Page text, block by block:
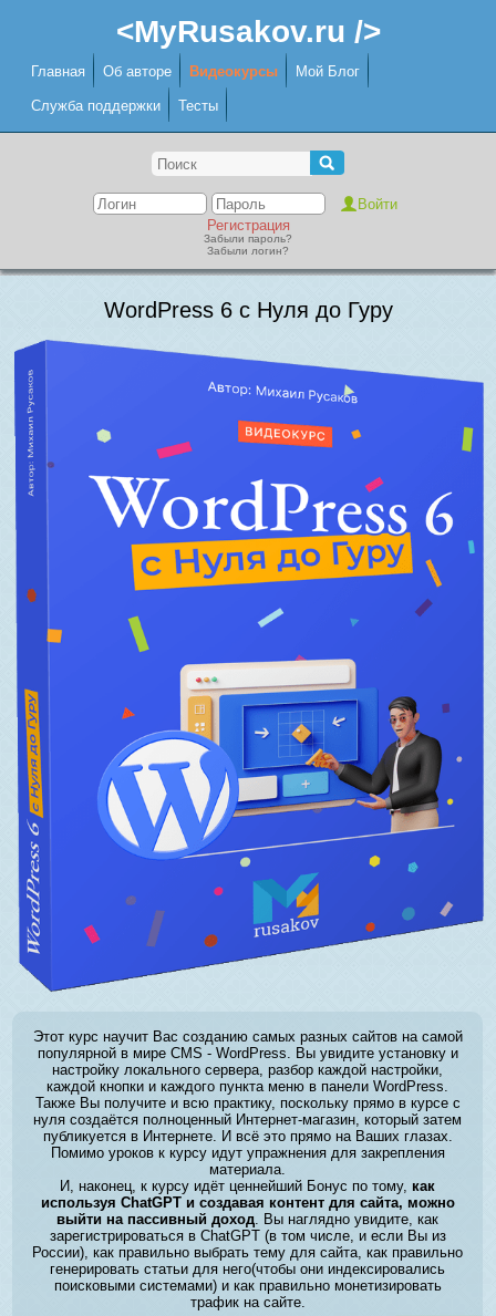
<MyRusakov.ru />
Главная Об авторе Видеокурсы Мой Блог
Служба поддержки Тесты
Регистрация
Забыли пароль?
Забыли логин?
WordPress 6 с Нуля до Гуру
Этот курс научит Вас созданию самых разных сайтов на самой
популярной в мире CMS - WordPress. Вы увидите установку и
настройку локального сервера, разбор каждой настройки,
каждой кнопки и каждого пункта меню в панели WordPress.
Также Вы получите и всю практику, поскольку прямо в курсе с
нуля создаётся полноценный Интернет-магазин, который затем
публикуется в Интернете. И всё это прямо на Ваших глазах.
Помимо уроков к курсу идут упражнения для закрепления
материала.
И, наконец, к курсу идёт ценнейший Бонус по тому,как
используя ChatGPT и создавая контент для сайта, можно
выйти на пассивный доход. Вы наглядно увидите, как
зарегистрироваться в ChatGPT (в том числе, и если Вы из
России), как правильно выбрать тему для сайта, как правильно
генерировать статьи для него(чтобы они индексировались
поисковыми системами) и как правильно монетизировать
трафик на сайте.